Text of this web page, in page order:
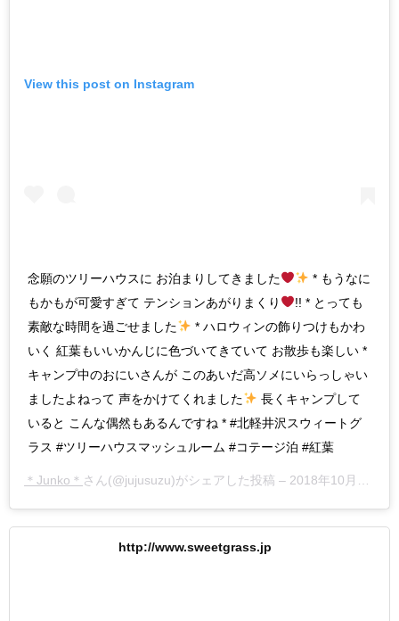
View this post on Instagram
念願のツリーハウスに お泊まりしてきました
* もうなに
もかもが可愛すぎて テンションあがりまくり
!! * とっても
素敵な時間を過ごせました
* ハロウィンの飾りつけもかわ
いく 紅葉もいいかんじに色づいてきていて お散歩も楽しい *
キャンプ中のおにいさんが このあいだ高ソメにいらっしゃい
ましたよねって 声をかけてくれました
長くキャンプして
いると こんな偶然もあるんですね * #北軽井沢スウィートグ
ラス #ツリーハウスマッシュルーム #コテージ泊 #紅葉
＊Junko＊ さん(@jujusuzu)がシェアした投稿 – 2018年10月月10日午後7時36分PDT
http://www.sweetgrass.jp